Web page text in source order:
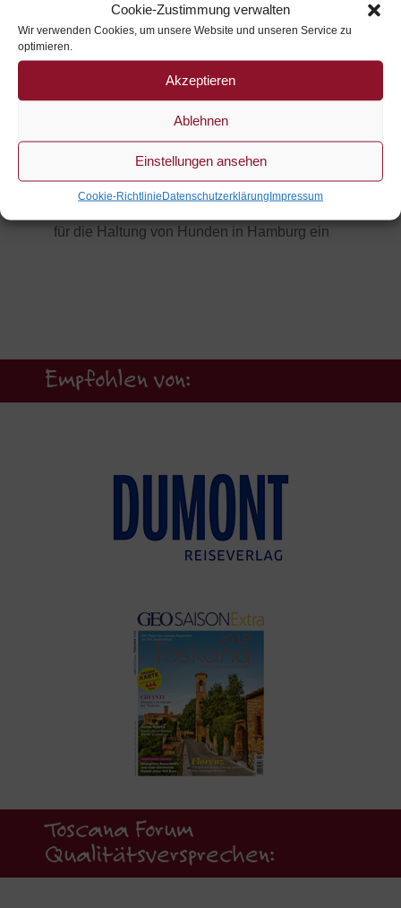
Cookie-Zustimmung verwalten
Wir verwenden Cookies, um unsere Website und unseren Service zu
optimieren.
Akzeptieren
Ablehnen
Einstellungen ansehen
Cookie-RichtlinieDatenschutzerklärungImpressum
Hunde-Lobby in Hamburg
freundliches Miteinander von Menschen mit
und ohne Hund ein und engagiert sich für
für die Haltung von Hunden in Hamburg ein
Empfohlen von:
Toscana Forum
Qualitätsversprechen: